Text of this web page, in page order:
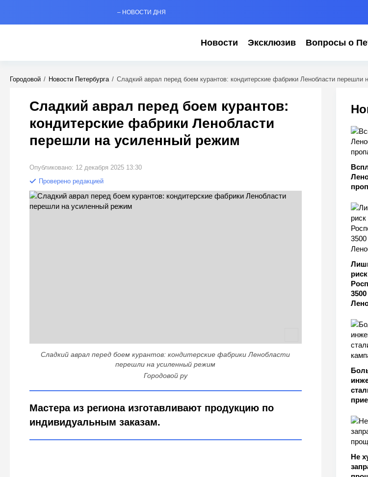
– НОВОСТИ ДНЯ
Новости Эксклюзив Вопросы о
Городовой / Новости Петербурга / Сладкий аврал перед боем курантов: кондитерские фабрики Ленобласти перешли
Не
Сладкий аврал перед боем курантов:
кондитерские фабрики Ленобласти
перешли на усиленный режим
Опубликовано: 12 декабря 2025 13:30
Проверено редакцией
Сладкий аврал перед боем курантов: кондитерские фабрики Ленобласти
перешли на усиленный режим
Городовой ру
Мастера из региона изготавливают продукцию по
индивидуальным заказам.